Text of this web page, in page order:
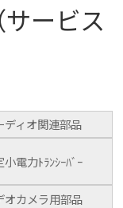
ービス
ディオ関連部品
小電力ﾄﾗﾝｼｰﾊﾞｰ
オカメラ用部品